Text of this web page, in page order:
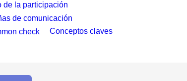
de la participación
de comunicación
Conceptos claves